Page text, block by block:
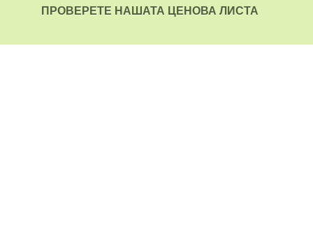
ПРОВЕРЕТЕ НАШАТА ЦЕНОВА ЛИСТА